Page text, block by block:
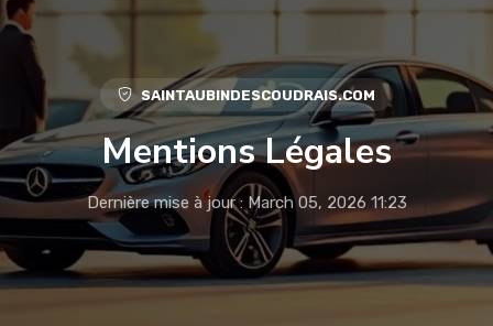
SAINTAUBINDESCOUDRAIS.COM
Mentions Légales
Dernière mise à jour : March 05, 2026 11:23